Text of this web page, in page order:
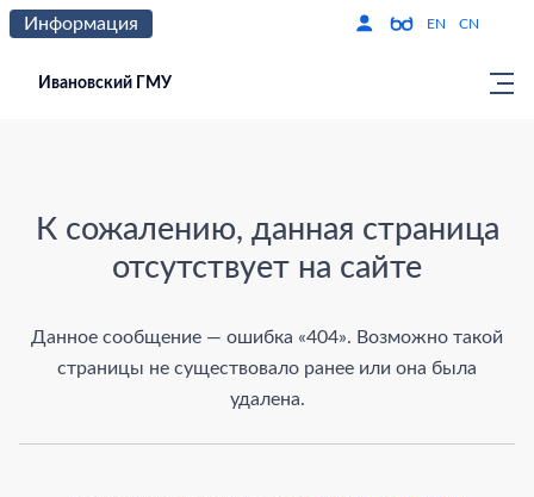
Информация Версия для
EN CN
Ивановский ГМУ
К сожалению, данная страница
отсутствует на сайте
Данное сообщение — ошибка «404». Возможно такой
страницы не существовало ранее или она была
удалена.